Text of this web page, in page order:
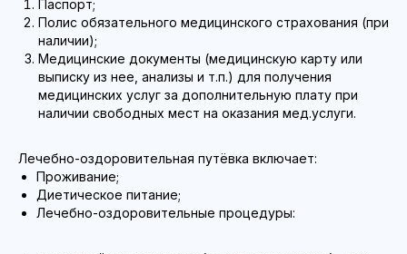
Паспорт;
Полис обязательного медицинского страхования (при
наличии);
Медицинские документы (медицинскую карту или
выписку из нее, анализы и т.п.) для получения
медицинских услуг за дополнительную плату при
наличии свободных мест на оказания мед.услуги.
Лечебно-оздоровительная путёвка включает:
Проживание;
Диетическое питание;
Лечебно-оздоровительные процедуры: